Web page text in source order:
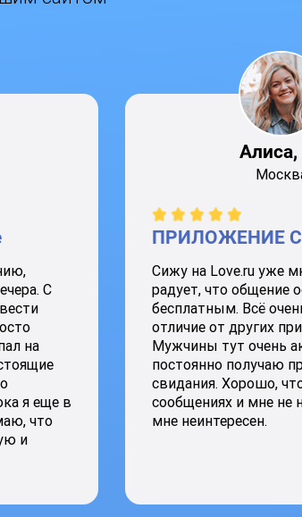
С
на
я еще в
что
и
Алиса,
ПРИЛОЖЕНИЕ
Сижу на Love.ru уже
радует, что общение
бесплатным. Всё
отличие от других
Мужчины тут очень
постоянно получаю
свидания. Хорошо,
сообщениях и мне не
мне неинтересен.